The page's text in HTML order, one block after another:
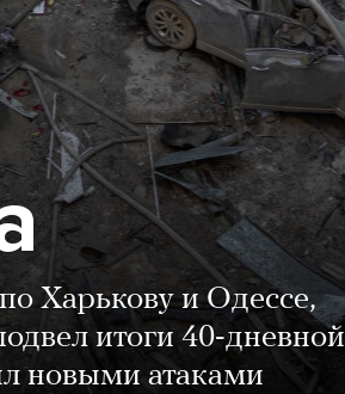
Харькову и Одессе,
итоги 40-дневной
новыми атаками